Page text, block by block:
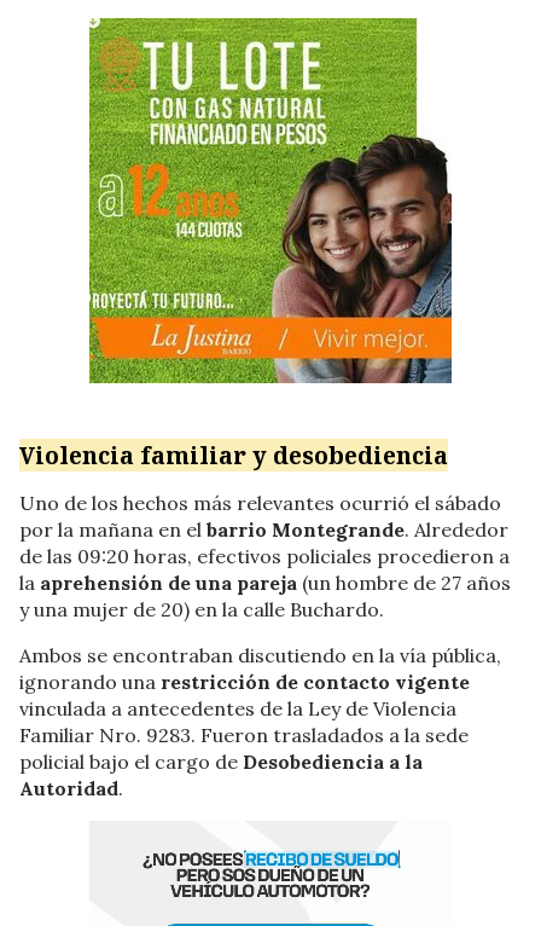
Violencia familiar y desobediencia
Uno de los hechos más relevantes ocurrió el sábado
por la mañana en el barrio Montegrande. Alrededor
de las 09:20 horas, efectivos policiales procedieron a
la aprehensión de una pareja (un hombre de 27 años
y una mujer de 20) en la calle Buchardo.
Ambos se encontraban discutiendo en la vía pública,
ignorando una restricción de contacto vigente
vinculada a antecedentes de la Ley de Violencia
Familiar Nro. 9283. Fueron trasladados a la sede
policial bajo el cargo de Desobediencia a la
Autoridad.